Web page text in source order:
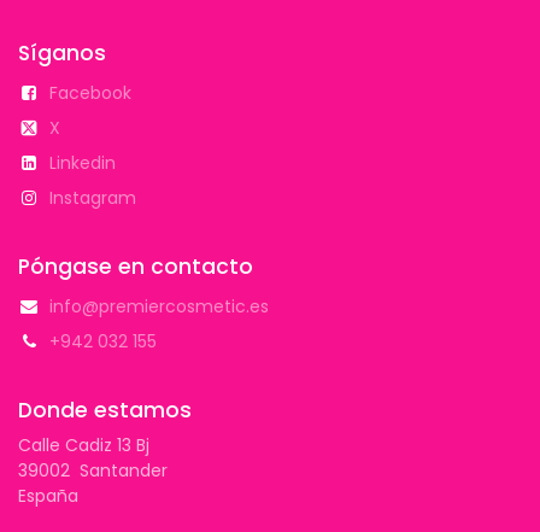
Síganos
Facebook
X
Linkedin
Instagram
Póngase en contacto
info@premiercosmetic.es
+942 032 155
Donde estamos
Calle Cadiz 13 Bj
39002 Santander
España